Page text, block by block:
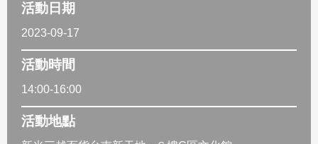
活動日期
2023-09-17
活動時間
14:00-16:00
活動地點